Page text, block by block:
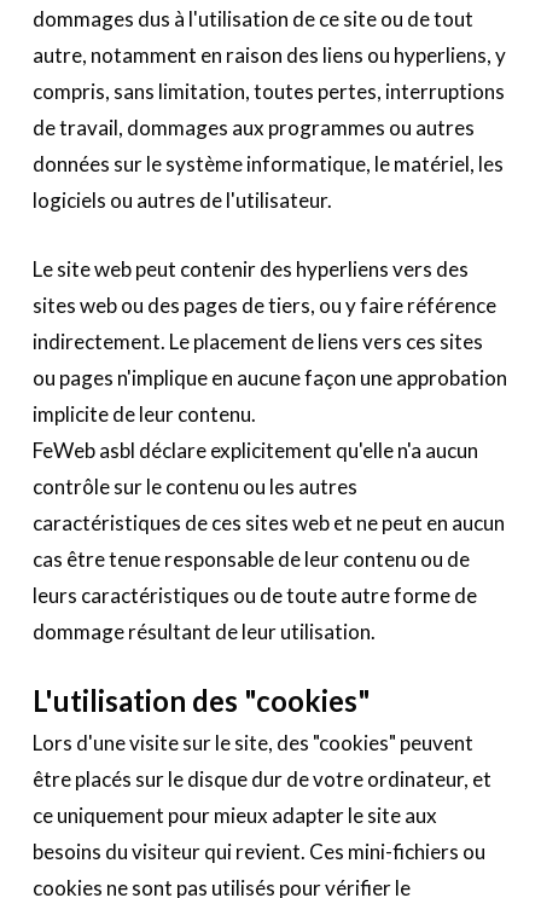
dommages dus à l'utilisation de ce site ou de tout
autre, notamment en raison des liens ou hyperliens, y
compris, sans limitation, toutes pertes, interruptions
de travail, dommages aux programmes ou autres
données sur le système informatique, le matériel, les
logiciels ou autres de l'utilisateur.
Le site web peut contenir des hyperliens vers des
sites web ou des pages de tiers, ou y faire référence
indirectement. Le placement de liens vers ces sites
ou pages n'implique en aucune façon une approbation
implicite de leur contenu.
FeWeb asbl déclare explicitement qu'elle n'a aucun
contrôle sur le contenu ou les autres
caractéristiques de ces sites web et ne peut en aucun
cas être tenue responsable de leur contenu ou de
leurs caractéristiques ou de toute autre forme de
dommage résultant de leur utilisation.
L'utilisation des "cookies"
Lors d'une visite sur le site, des "cookies" peuvent
être placés sur le disque dur de votre ordinateur, et
ce uniquement pour mieux adapter le site aux
besoins du visiteur qui revient. Ces mini-fichiers ou
cookies ne sont pas utilisés pour vérifier le